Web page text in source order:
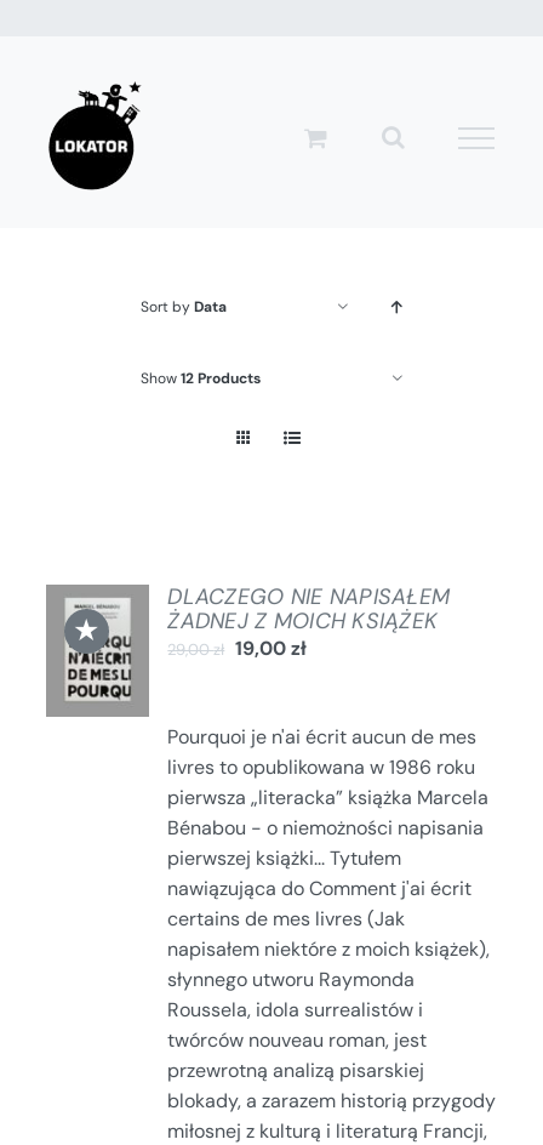
zawartości
Sort byData
Show12 Products
★
DODAJ
DO
KOSZYKA
/
SZCZEGÓŁY
DLACZEGO NIE NAPISAŁEM
ŻADNEJ Z MOICH KSIĄŻEK
29,00zł 19,00zł
Pourquoi je n'ai écrit aucun de mes
livres to opublikowana w 1986 roku
pierwsza „literacka” książka Marcela
Bénabou - o niemożności napisania
pierwszej książki... Tytułem
nawiązująca do Comment j'ai écrit
certains de mes livres (Jak
napisałem niektóre z moich książek),
słynnego utworu Raymonda
Roussela, idola surrealistów i
twórców nouveau roman, jest
przewrotną analizą pisarskiej
blokady, a zarazem historią przygody
miłosnej z kulturą i literaturą Francji,